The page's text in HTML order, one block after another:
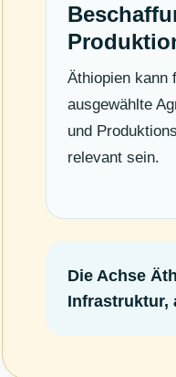
Äthiopien kann
ausgewählte
und
relevant sein.
Die Achse
Infrastruktur,